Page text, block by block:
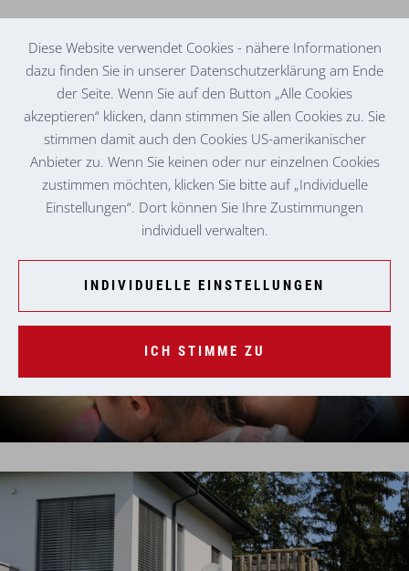
TAGESMUTTER IN SCHWAIGHOF BEI FRIEDBERG
GABRIELLA P.
Diese Website verwendet Cookies - nähere Informationen
dazu finden Sie in unserer Datenschutzerklärung am Ende
der Seite. Wenn Sie auf den Button „Alle Cookies
akzeptieren“ klicken, dann stimmen Sie allen Cookies zu. Sie
stimmen damit auch den Cookies US-amerikanischer
Anbieter zu. Wenn Sie keinen oder nur einzelnen Cookies
zustimmen möchten, klicken Sie bitte auf „Individuelle
Einstellungen“. Dort können Sie Ihre Zustimmungen
individuell verwalten.
INDIVIDUELLE EINSTELLUNGEN
ICH STIMME ZU